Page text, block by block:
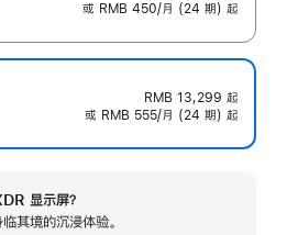
或 RMB 450/月 (24 期) 起
RMB 13,299 起
或 RMB 555/月 (24 期) 起
显示屏？
其境的沉浸体验。